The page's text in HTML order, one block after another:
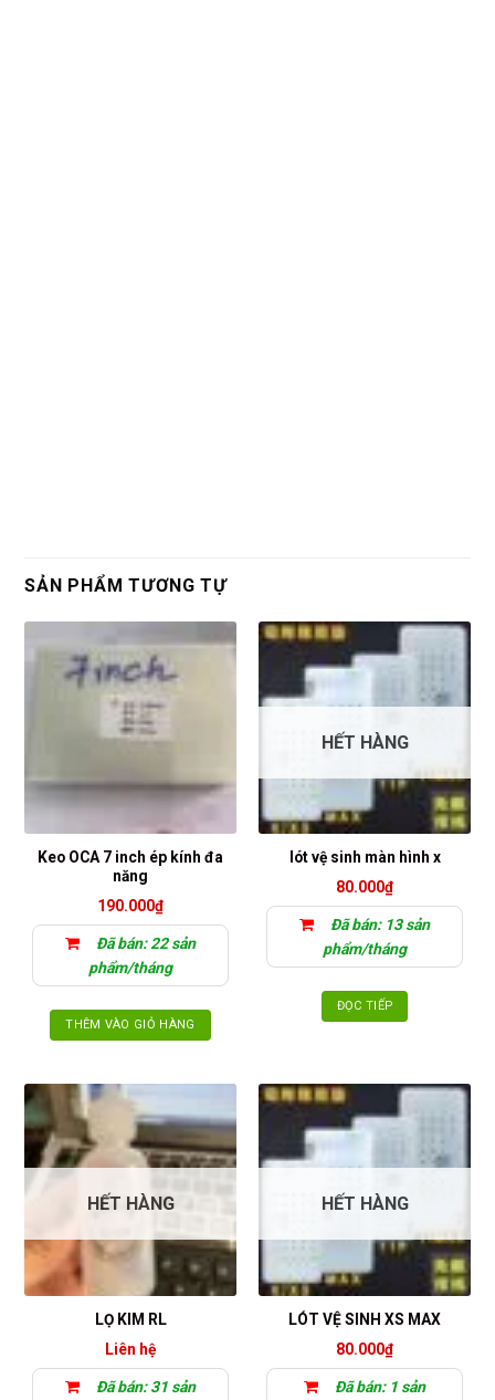
SẢN PHẨM TƯƠNG TỰ
Keo OCA 7 inch ép kính đa
năng
190.000₫
Đã bán: 22 sản
phẩm/tháng
THÊM VÀO GIỎ HÀNG
HẾT HÀNG
lót vệ sinh màn hình x
80.000₫
Đã bán: 13 sản
phẩm/tháng
ĐỌC TIẾP
HẾT HÀNG
LỌ KIM RL
Liên hệ
Đã bán: 31 sản
HẾT HÀNG
LÓT VỆ SINH XS MAX
80.000₫
Đã bán: 1 sản